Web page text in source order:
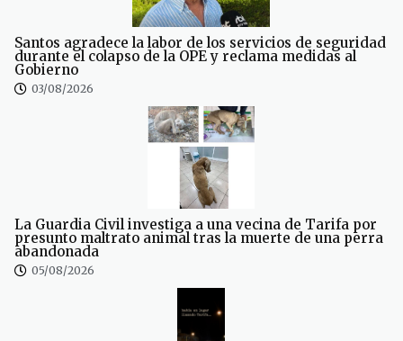
Santos agradece la labor de los servicios de seguridad
durante el colapso de la OPE y reclama medidas al
Gobierno
03/08/2026
La Guardia Civil investiga a una vecina de Tarifa por
presunto maltrato animal tras la muerte de una perra
abandonada
05/08/2026